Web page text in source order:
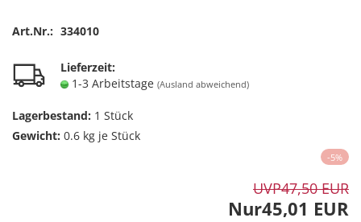
Art.Nr.: 334010
Lieferzeit:
1-3 Arbeitstage (Ausland abweichend)
Lagerbestand: 1 Stück
Gewicht: 0.6 kg je Stück
-5%
UVP47,50 EUR
Nur45,01 EUR